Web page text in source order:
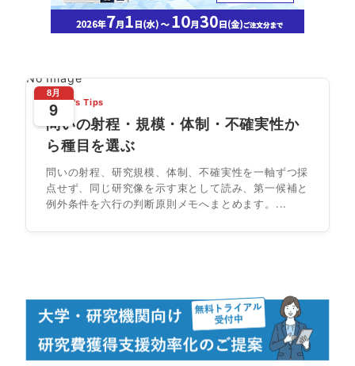
No Image
8月
9
Today's Tips
問いの射程・規模・体制・不確実性か
ら種目を選ぶ
問いの射程、研究規模、体制、不確実性を一軸ずつ採
点せず、同じ研究像を示す束として読み、第一候補と
例外条件を六行の判断原則メモへまとめます。...